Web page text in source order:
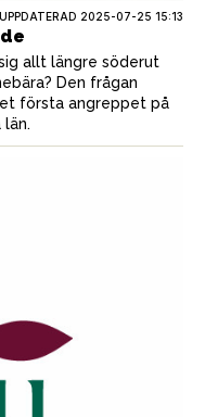
UPPDATERAD 2025-07-25 15:13
allt längre söderut
Den frågan
första angreppet på